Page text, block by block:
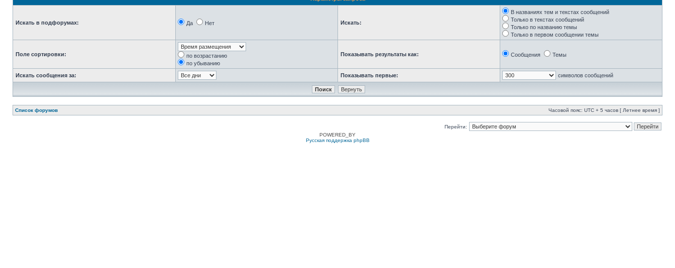
Искать в подфорумах: Да Нет Искать:
В названиях тем и текстах сообщений
Только в текстах сообщений
Только по названию темы
Только в первом сообщении темы
Поле сортировки:
по возрастанию
по убыванию
Показывать результаты как: Сообщения Темы
Искать сообщения за: Показывать первые: символов сообщений
Список форумов Часовой пояс: UTC + 5 часов [ Летнее время ]
Перейти:
POWERED_BY
Русская поддержка phpBB